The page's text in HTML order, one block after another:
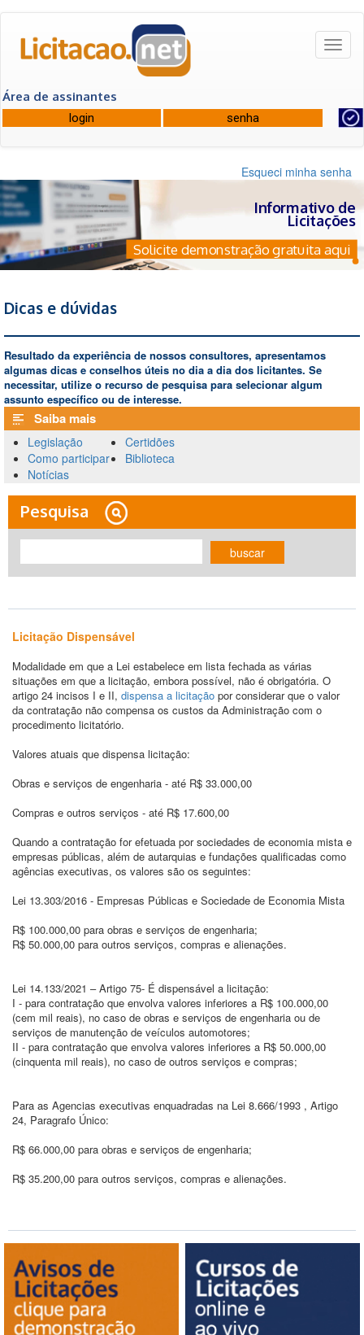
Área de assinantes
Esqueci minha senha
Informativo de
Licitações
Solicite demonstração gratuita aqui
Dicas e dúvidas
Resultado da experiência de nossos consultores, apresentamos
algumas dicas e conselhos úteis no dia a dia dos licitantes. Se
necessitar, utilize o recurso de pesquisa para selecionar algum
assunto específico ou de interesse.
Saiba mais
Legislação
Como participar
Notícias
Certidões
Biblioteca
Pesquisa
buscar
Licitação Dispensável
Modalidade em que a Lei estabelece em lista fechada as várias
situações em que a licitação, embora possível, não é obrigatória. O
artigo 24 incisos I e II, dispensa a licitação por considerar que o valor
da contratação não compensa os custos da Administração com o
procedimento licitatório.
Valores atuais que dispensa licitação:
Obras e serviços de engenharia - até R$ 33.000,00
Compras e outros serviços - até R$ 17.600,00
Quando a contratação for efetuada por sociedades de economia mista e
empresas públicas, além de autarquias e fundações qualificadas como
agências executivas, os valores são os seguintes:
Lei 13.303/2016 - Empresas Públicas e Sociedade de Economia Mista
R$ 100.000,00 para obras e serviços de engenharia;
R$ 50.000,00 para outros serviços, compras e alienações.
Lei 14.133/2021 – Artigo 75- É dispensável a licitação:
I - para contratação que envolva valores inferiores a R$ 100.000,00
(cem mil reais), no caso de obras e serviços de engenharia ou de
serviços de manutenção de veículos automotores;
II - para contratação que envolva valores inferiores a R$ 50.000,00
(cinquenta mil reais), no caso de outros serviços e compras;
Para as Agencias executivas enquadradas na Lei 8.666/1993 , Artigo
24, Paragrafo Único:
R$ 66.000,00 para obras e serviços de engenharia;
R$ 35.200,00 para outros serviços, compras e alienações.